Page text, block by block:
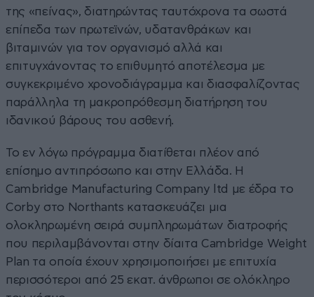
της «πείνας», διατηρώντας ταυτόχρονα τα σωστά
επίπεδα των πρωτεϊνών, υδατανθράκων και
βιταμινών για τον οργανισμό αλλά και
επιτυγχάνοντας το επιθυμητό αποτέλεσμα με
συγκεκριμένο χρονοδιάγραμμα και διασφαλίζοντας
παράλληλα τη μακροπρόθεσμη διατήρηση του
ιδανικού βάρους του ασθενή.
Το εν λόγω πρόγραμμα διατίθεται πλέον από
επίσημο αντιπρόσωπο και στην Ελλάδα. H
Cambridge Manufacturing Company ltd με έδρα το
Corby στο Northants κατασκευάζει μια
ολοκληρωμένη σειρά συμπληρωμάτων διατροφής
που περιλαμβάνονται στην δίαιτα Cambridge Weight
Plan τα οποία έχουν χρησιμοποιήσει με επιτυχία
περισσότεροι από 25 εκατ. άνθρωποι σε ολόκληρο